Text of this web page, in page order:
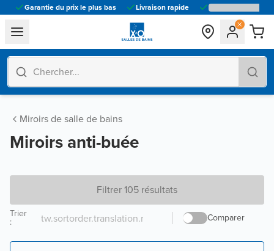
Garantie du prix le plus bas Livraison rapide
general.navigation.toggle_menu.label
Miroirs de salle de bains
Miroirs anti-buée
Filtrer 105 résultats
Comparer
Trier
: